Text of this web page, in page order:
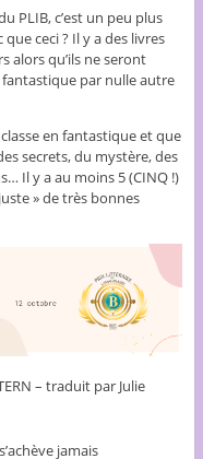
PLIB, c’est un peu plus
ceci ? Il y a des livres
alors qu’ils ne seront
par nulle autre
en fantastique et que
secrets, du mystère, des
Il y a au moins 5 (CINQ !)
» de très bonnes
– traduit par Julie
jamais